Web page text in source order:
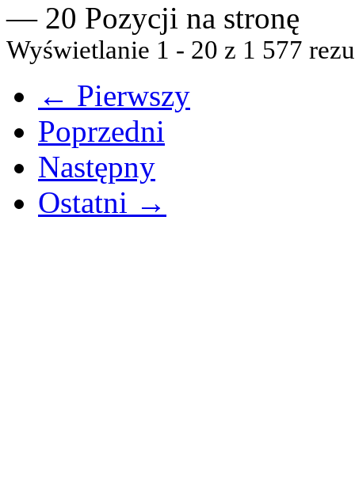
— 20 Pozycji na stronę
Wyświetlanie 1 - 20 z 1 577
← Pierwszy
Poprzedni
Następny
Ostatni →